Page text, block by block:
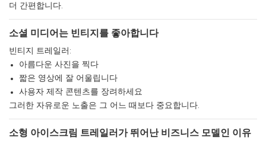
더 간편합니다.
소셜 미디어는 빈티지를 좋아합니다
빈티지 트레일러:
아름다운 사진을 찍다
짧은 영상에 잘 어울립니다
사용자 제작 콘텐츠를 장려하세요
그러한 자유로운 노출은 그 어느 때보다 중요합니다.
소형 아이스크림 트레일러가 뛰어난 비즈니스 모델인 이유